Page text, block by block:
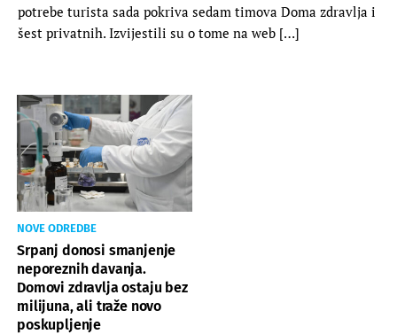
potrebe turista sada pokriva sedam timova Doma zdravlja i
šest privatnih. Izvijestili su o tome na web […]
NOVE ODREDBE
Srpanj donosi smanjenje
neporeznih davanja.
Domovi zdravlja ostaju bez
milijuna, ali traže novo
poskupljenje